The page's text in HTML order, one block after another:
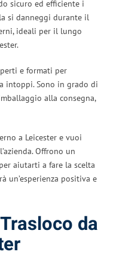
sicuro ed efficiente i
si danneggi durante il
ideali per il lungo
e formati per
intoppi. Sono in grado di
alla consegna,
a Leicester e vuoi
Offrono un
aiutarti a fare la scelta
un’esperienza positiva e
da